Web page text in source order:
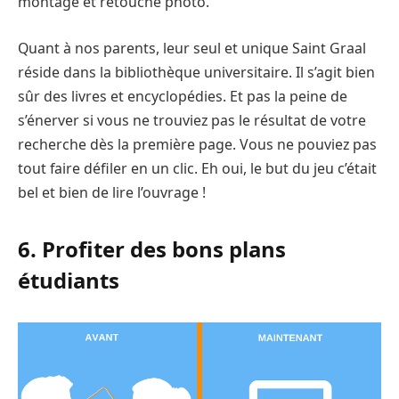
Quant à nos parents, leur seul et unique Saint Graal
réside dans la bibliothèque universitaire. Il s’agit bien
sûr des livres et encyclopédies. Et pas la peine de
s’énerver si vous ne trouviez pas le résultat de votre
recherche dès la première page. Vous ne pouviez pas
tout faire défiler en un clic. Eh oui, le but du jeu c’était
bel et bien de lire l’ouvrage !
6. Profiter des bons plans
étudiants